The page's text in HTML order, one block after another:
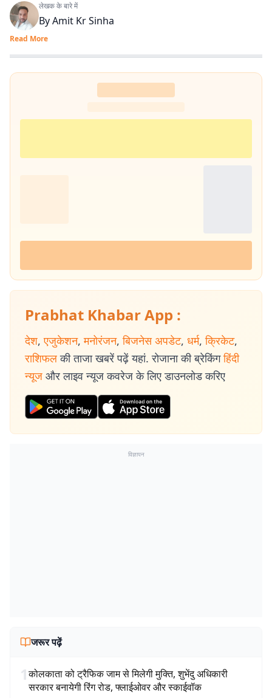
लेखक के बारे में
ByAmit Kr Sinha
Read More
Prabhat Khabar App :
देश, एजुकेशन, मनोरंजन, बिजनेस अपडेट, धर्म, क्रिकेट,
राशिफल की ताजा खबरें पढ़ें यहां. रोजाना की ब्रेकिंग हिंदी
न्यूज और लाइव न्यूज कवरेज के लिए डाउनलोड करिए
विज्ञापन
जरूर पढ़ें
1कोलकाता को ट्रैफिक जाम से मिलेगी मुक्ति, शुभेंदु अधिकारी
सरकार बनायेगी रिंग रोड, फ्लाईओवर और स्काईवॉक